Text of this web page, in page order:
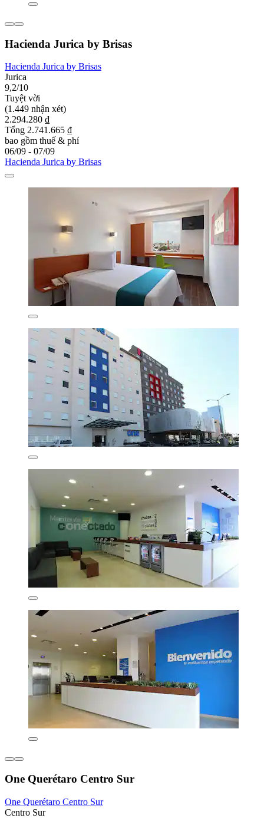
Hacienda Jurica by Brisas
Hacienda Jurica by Brisas
Jurica
9,2/10
Tuyệt vời
(1.449 nhận xét)
2.294.280 ₫
Tổng 2.741.665 ₫
bao gồm thuế & phí
06/09 - 07/09
Hacienda Jurica by Brisas
One Querétaro Centro Sur
One Querétaro Centro Sur
Centro Sur